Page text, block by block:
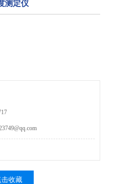
测定仪
击收藏